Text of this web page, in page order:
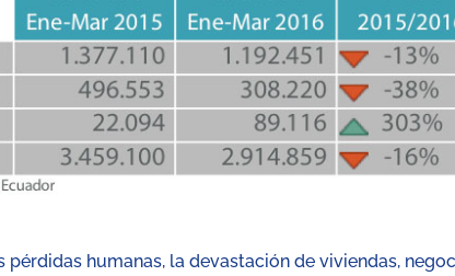
humanas, la devastación de viviendas,